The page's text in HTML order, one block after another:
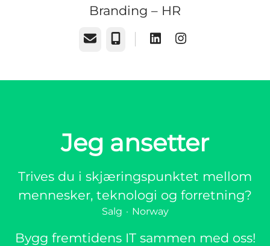
Branding – HR
E-postTelefonnummer
Jeg ansetter
Trives du i skjæringspunktet mellom
mennesker, teknologi og forretning?
Salg · Norway
Bygg fremtidens IT sammen med oss!